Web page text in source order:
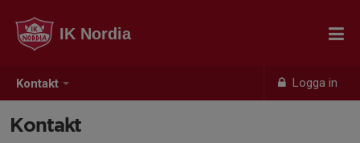
Kontakt Logga in
IK Nordia
Kontakt